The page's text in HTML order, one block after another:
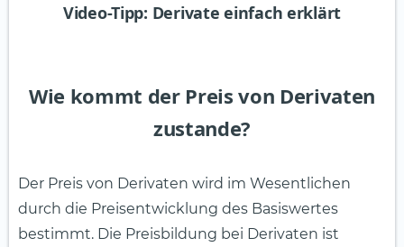
Video-Tipp: Derivate einfach erklärt
Wie kommt der Preis von Derivaten
zustande?
Der Preis von Derivaten wird im Wesentlichen
durch die Preisentwicklung des Basiswertes
bestimmt. Die Preisbildung bei Derivaten ist